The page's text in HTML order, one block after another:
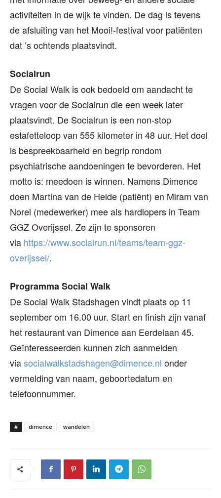
activiteiten in de wijk te vinden. De dag is tevens
de afsluiting van het Mooi!-festival voor patiënten
dat ’s ochtends plaatsvindt.
Socialrun
De Social Walk is ook bedoeld om aandacht te
vragen voor de Socialrun die een week later
plaatsvindt. De Socialrun is een non-stop
estafetteloop van 555 kilometer in 48 uur. Het doel
is bespreekbaarheid en begrip rondom
psychiatrische aandoeningen te bevorderen. Het
motto is: meedoen is winnen. Namens Dimence
doen Martina van de Heide (patiënt) en Miram van
Norel (medewerker) mee als hardlopers in Team
GGZ Overijssel. Ze zijn te sponsoren
via https://www.socialrun.nl/teams/team-ggz-
overijssel/.
Programma Social Walk
De Social Walk Stadshagen vindt plaats op 11
september om 16.00 uur. Start en finish zijn vanaf
het restaurant van Dimence aan Eerdelaan 45.
Geïnteresseerden kunnen zich aanmelden
viasocialwalkstadshagen@dimence.nl onder
vermelding van naam, geboortedatum en
telefoonnummer.
# dimence wandelen